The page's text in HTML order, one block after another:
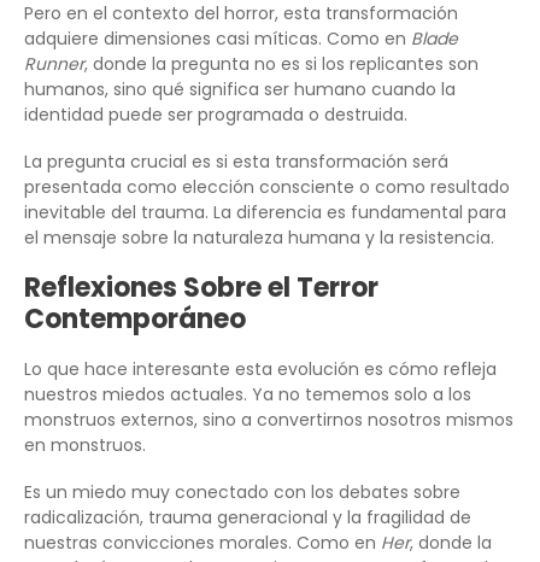
Pero en el contexto del horror, esta transformación
adquiere dimensiones casi míticas. Como en Blade
Runner, donde la pregunta no es si los replicantes son
humanos, sino qué significa ser humano cuando la
identidad puede ser programada o destruida.
La pregunta crucial es si esta transformación será
presentada como elección consciente o como resultado
inevitable del trauma. La diferencia es fundamental para
el mensaje sobre la naturaleza humana y la resistencia.
Reflexiones Sobre el Terror
Contemporáneo
Lo que hace interesante esta evolución es cómo refleja
nuestros miedos actuales. Ya no tememos solo a los
monstruos externos, sino a convertirnos nosotros mismos
en monstruos.
Es un miedo muy conectado con los debates sobre
radicalización, trauma generacional y la fragilidad de
nuestras convicciones morales. Como en Her, donde la